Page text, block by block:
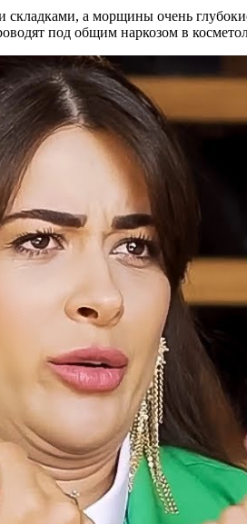
а морщины очень
под общим наркозом в